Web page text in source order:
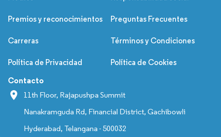
Premios y reconocimientos Preguntas Frecuentes
Carreras Términos y Condiciones
Política de Privacidad Política de Cookies
Contacto
11th Floor, Rajapushpa Summit
Nanakramguda Rd, Financial District, Gachibowli
Hyderabad, Telangana - 500032